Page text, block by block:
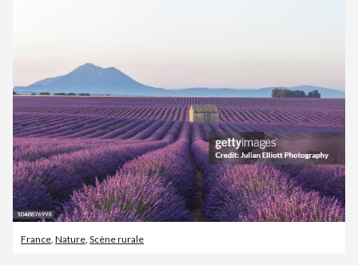
France Nature Scène rurale